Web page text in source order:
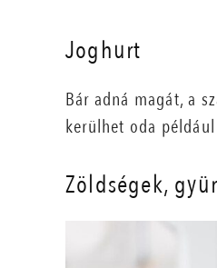
Joghurt
Bár adná magát, a
kerülhet oda
Zöldségek,